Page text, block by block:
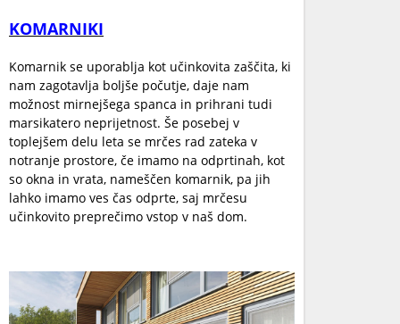
KOMARNIKI
Komarnik se uporablja kot učinkovita zaščita, ki
nam zagotavlja boljše počutje, daje nam
možnost mirnejšega spanca in prihrani tudi
marsikatero neprijetnost. Še posebej v
toplejšem delu leta se mrčes rad zateka v
notranje prostore, če imamo na odprtinah, kot
so okna in vrata, nameščen komarnik, pa jih
lahko imamo ves čas odprte, saj mrčesu
učinkovito preprečimo vstop v naš dom.